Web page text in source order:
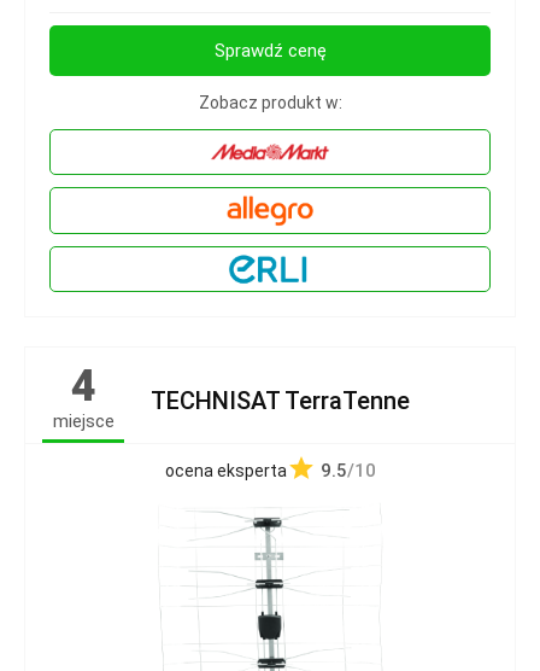
Sprawdź cenę
Zobacz produkt w:
4
miejsce
TECHNISAT TerraTenne
ocena eksperta 9.5/10